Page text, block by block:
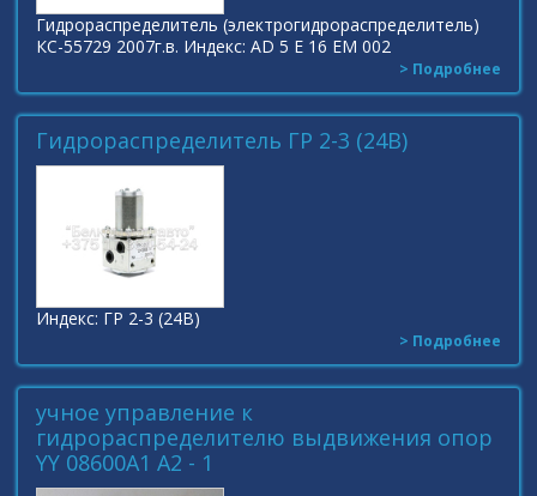
Гидрораспределитель (электрогидрораспределитель)
КС-55729 2007г.в. Индекс: AD 5 E 16 EM 002
> Подробнее
Гидрораспределитель ГР 2-3 (24В)
Индекс: ГР 2-3 (24В)
> Подробнее
учное управление к
гидрораспределителю выдвижения опор
YY 08600A1 A2 - 1